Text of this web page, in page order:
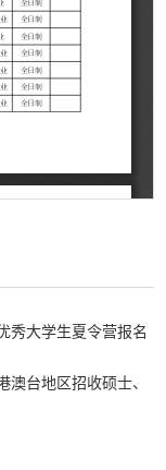
秀大学生夏令营报名
台地区招收硕士、